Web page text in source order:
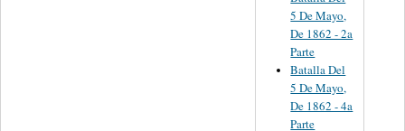
5 De Mayo,
De 1862 - 2a
Parte
Batalla Del
5 De Mayo,
De 1862 - 4a
Parte